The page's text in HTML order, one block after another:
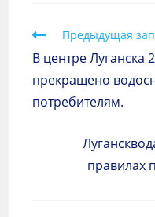
Предыдущая
В центре Луганска
прекращено
потребителям.
правилах